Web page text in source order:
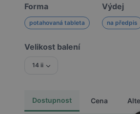
Forma
potahovaná tableta
Výdej
na předpis
Velikost balení
14 ii
Dostupnost Cena